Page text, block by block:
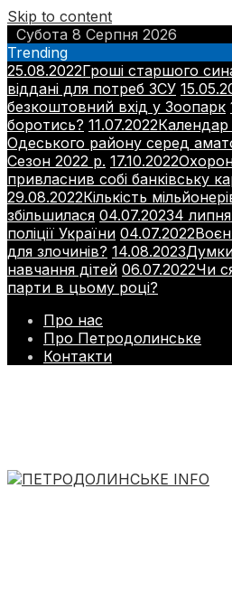
Skip to content
Субота 8 Серпня 2026
Trending
25.08.2022Гроші старшого
віддані для потреб ЗСУ
безкоштовний вхід у Зоопарк
боротись? 11.07.2022Календар
Одеського району серед
Сезон 2022 р. 17.10.2022
привласнив собі банківську
29.08.2022Кількість
збільшилася 04.07.20234
поліції України 04.07.2022
для злочинів? 14.08.2023
навчання дітей 06.07.2022Чи
парти в цьому році?
Про нас
Про Петродолинське
Контакти